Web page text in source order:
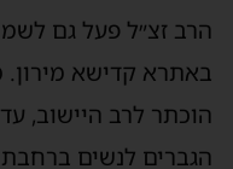
הרב זצ״ל פעל גם
באתרא קדישא מירון.
הוכתר לרב היישוב,
הגברים לנשים